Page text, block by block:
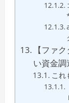
【ファ
い資金調
これ